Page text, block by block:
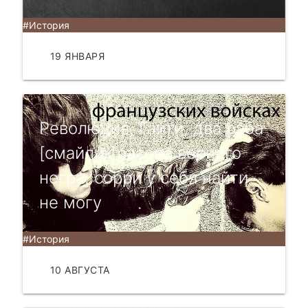
#История
19 ЯНВАРЯ
Революция, Гаити, два раба
[смайлик расово верного
негра, сорри у себя найти
не могу
#История
10 АВГУСТА